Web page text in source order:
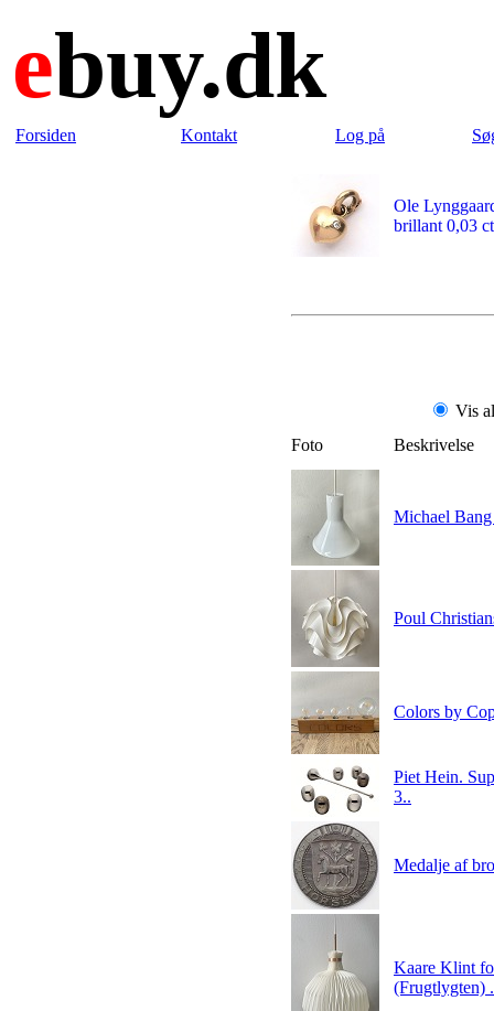
ebuy.dk
Forsiden Kontakt Log på
Ole
brillant 0,03
Vis
Foto
Beskrivelse
Michael
Poul
Colors by
Piet Hein.
3..
Medalje af
Kaare Klint
(Frugtlygten)